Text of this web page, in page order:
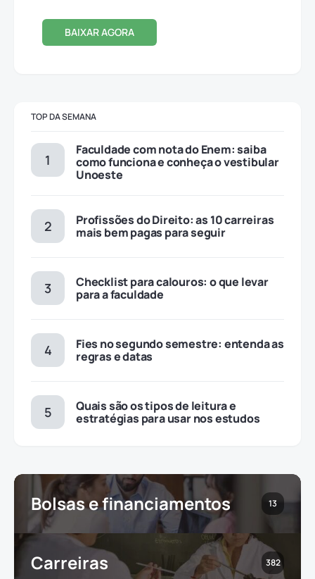
BAIXAR AGORA
TOP DA SEMANA
Faculdade com nota do Enem: saiba
como funciona e conheça o vestibular
Unoeste
Profissões do Direito: as 10 carreiras
mais bem pagas para seguir
Checklist para calouros: o que levar
para a faculdade
Fies no segundo semestre: entenda as
regras e datas
Quais são os tipos de leitura e
estratégias para usar nos estudos
Bolsas e financiamentos 13
Carreiras 382